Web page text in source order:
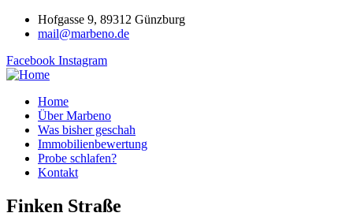
Hofgasse 9, 89312 Günzburg
mail@marbeno.de
Facebook Instagram
Home
Über Marbeno
Was bisher geschah
Immobilienbewertung
Probe schlafen?
Kontakt
Finken Straße